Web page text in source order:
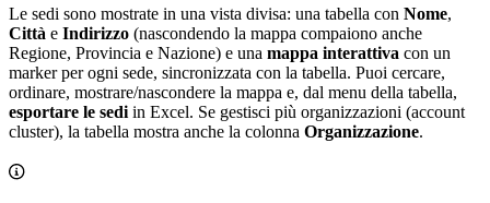
Le sedi sono mostrate in una vista divisa: una tabella con Nome,
Città e Indirizzo (nascondendo la mappa compaiono anche
Regione, Provincia e Nazione) e una mappa interattiva con un
marker per ogni sede, sincronizzata con la tabella. Puoi cercare,
ordinare, mostrare/nascondere la mappa e, dal menu della tabella,
esportare le sediin Excel. Se gestisci più organizzazioni (account
cluster), la tabella mostra anche la colonna Organizzazione.